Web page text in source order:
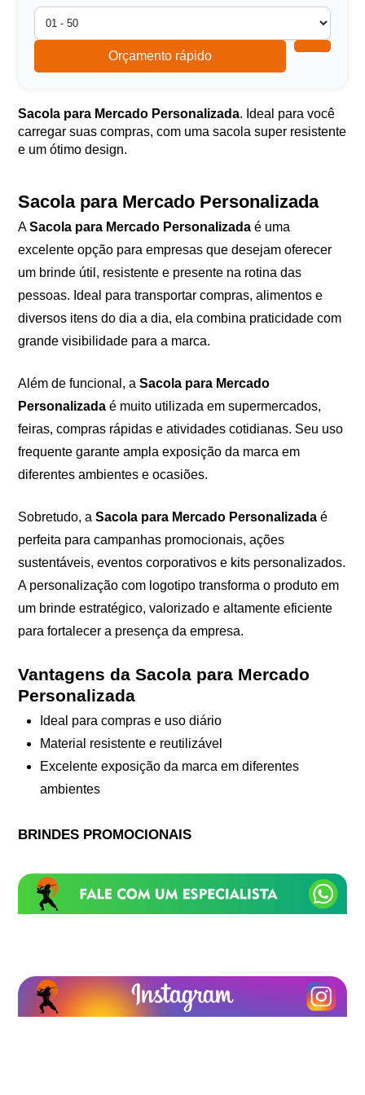
Orçamento rápido
Sacola para Mercado Personalizada. Ideal para você
carregar suas compras, com uma sacola super resistente
e um ótimo design.
Sacola para Mercado Personalizada
ASacola para Mercado Personalizada é uma
excelente opção para empresas que desejam oferecer
um brinde útil, resistente e presente na rotina das
pessoas. Ideal para transportar compras, alimentos e
diversos itens do dia a dia, ela combina praticidade com
grande visibilidade para a marca.
Além de funcional, aSacola para Mercado
Personalizada é muito utilizada em supermercados,
feiras, compras rápidas e atividades cotidianas. Seu uso
frequente garante ampla exposição da marca em
diferentes ambientes e ocasiões.
Sobretudo, aSacola para Mercado Personalizada é
perfeita para campanhas promocionais, ações
sustentáveis, eventos corporativos e kits personalizados.
A personalização com logotipo transforma o produto em
um brinde estratégico, valorizado e altamente eficiente
para fortalecer a presença da empresa.
Vantagens da Sacola para Mercado
Personalizada
Ideal para compras e uso diário
Material resistente e reutilizável
Excelente exposição da marca em diferentes
ambientes
BRINDES PROMOCIONAIS